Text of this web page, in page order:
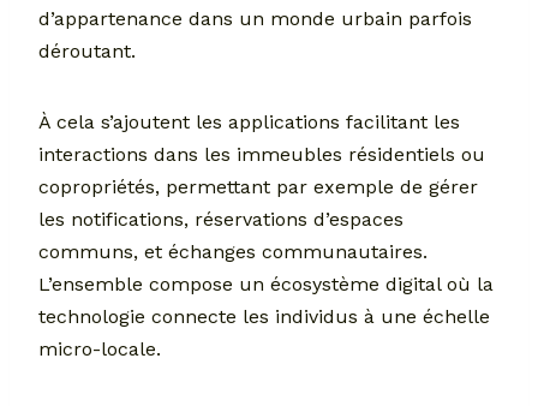
d’appartenance dans un monde urbain parfois
déroutant.
À cela s’ajoutent les applications facilitant les
interactions dans les immeubles résidentiels ou
copropriétés, permettant par exemple de gérer
les notifications, réservations d’espaces
communs, et échanges communautaires.
L’ensemble compose un écosystème digital où la
technologie connecte les individus à une échelle
micro-locale.